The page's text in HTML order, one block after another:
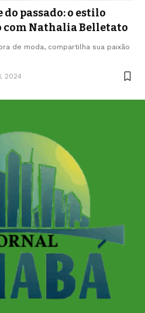
passado: o estilo
com Nathalia Belletato
de moda, compartilha sua paixão
2024